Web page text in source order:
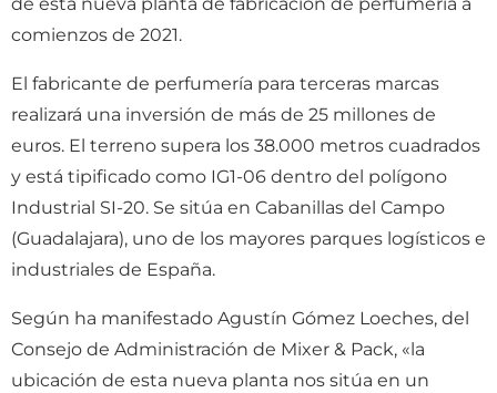
de esta nueva planta de fabricación de perfumería a
comienzos de 2021.
El fabricante de perfumería para terceras marcas
realizará una inversión de más de 25 millones de
euros. El terreno supera los 38.000 metros cuadrados
y está tipificado como IG1-06 dentro del polígono
Industrial SI-20. Se sitúa en Cabanillas del Campo
(Guadalajara), uno de los mayores parques logísticos e
industriales de España.
Según ha manifestado Agustín Gómez Loeches, del
Consejo de Administración de Mixer & Pack, «la
ubicación de esta nueva planta nos sitúa en un